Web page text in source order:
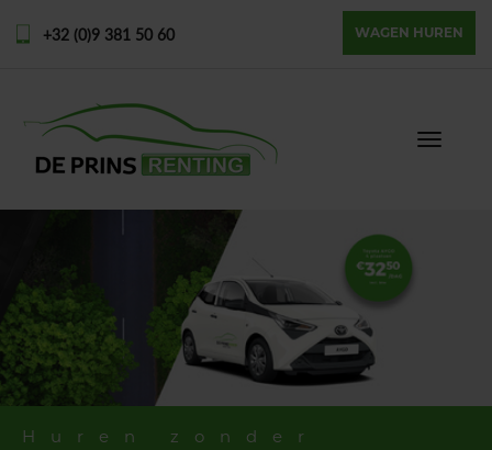
+32 (0)9 381 50 60 WAGEN HUREN
Toggle
Huren zonder